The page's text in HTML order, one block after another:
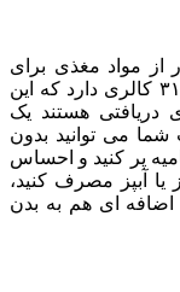
از مواد مغذی برای
رژیم لاغری است. هر لیوان بامیه پخته فقط ۳۱ کالری دارد که این
دریافتی هستند یک
می توانید بدون
پر کنید و احساس
یا آبپز مصرف کنید،
ای هم به بدن